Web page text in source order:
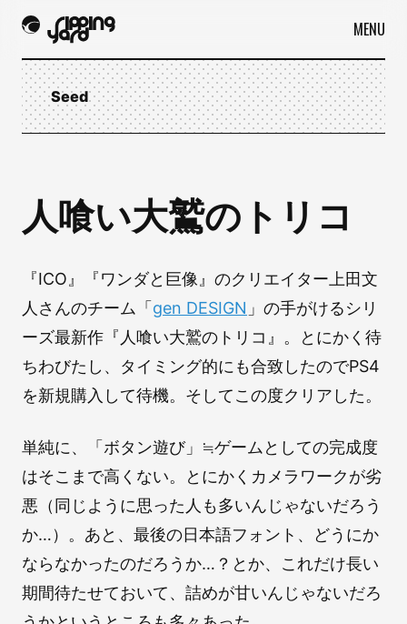
MENU
Seed
人喰い大鷲のトリコ
『ICO』『ワンダと巨像』のクリエイター上田文
人さんのチーム「gen DESIGN 」の手がけるシリ
ーズ最新作『人喰い大鷲のトリコ』。とにかく待
ちわびたし、タイミング的にも合致したのでPS4
を新規購入して待機。そしてこの度クリアした。
単純に、「ボタン遊び」≒ゲームとしての完成度
はそこまで高くない。とにかくカメラワークが劣
悪（同じように思った人も多いんじゃないだろう
か…）。あと、最後の日本語フォント、どうにか
ならなかったのだろうか…？とか、これだけ長い
期間待たせておいて、詰めが甘いんじゃないだろ